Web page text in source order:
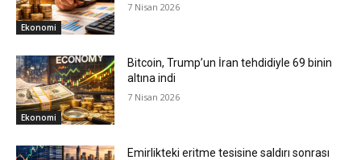
Ekonomi
7 Nisan 2026
Ekonomi
Bitcoin, Trump’un İran tehdidiyle 69 binin
altına indi
7 Nisan 2026
Emirlikteki eritme tesisine saldırı sonrası